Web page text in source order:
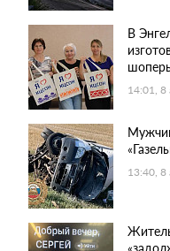
В
14:01, 8
13:40, 8